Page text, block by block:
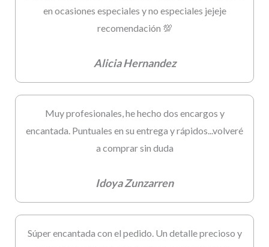
en ocasiones especiales y no especiales jejeje
recomendación 💯
Alicia Hernandez
Muy profesionales, he hecho dos encargos y
encantada. Puntuales en su entrega y rápidos...volveré
a comprar sin duda
Idoya Zunzarren
Súper encantada con el pedido. Un detalle precioso y